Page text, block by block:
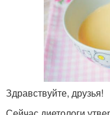
Здравствуйте, друзья!